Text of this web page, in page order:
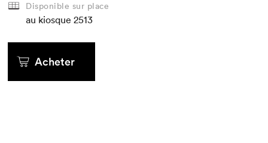
Disponible sur place
au kiosque 2513
Acheter